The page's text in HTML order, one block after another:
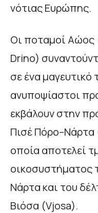
νότιας Ευρώπης.
Οι ποταμοί Αώος
Drino)
σε ένα μαγευτικό
ανυποψίαστοι
εκβάλουν στην
Πισέ
οποία αποτελεί
οικοσυστήματος
Νάρτα και του
Βιόσα (Vjosa).